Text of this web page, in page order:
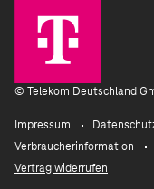
© Telekom Deutschland
Impressum
Verbraucherinformation
Vertrag widerrufen